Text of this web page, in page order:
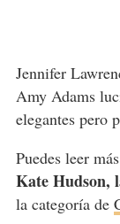
Jennifer
Amy Adams
elegantes pero
Puedes leer
Kate Hudson,
la categoría de